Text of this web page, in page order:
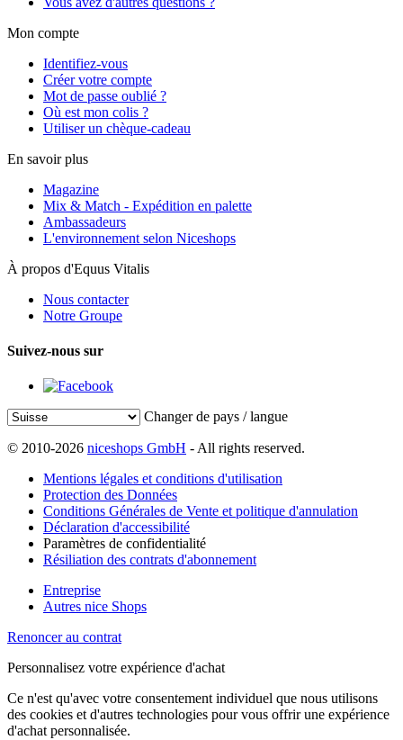
Mon compte
Identifiez-vous
Créer votre compte
Mot de passe oublié ?
Où est mon colis ?
Utiliser un chèque-cadeau
En savoir plus
Magazine
Mix & Match - Expédition en palette
Ambassadeurs
L'environnement selon Niceshops
À propos d'Equus Vitalis
Nous contacter
Notre Groupe
Suivez-nous sur
Changer de pays / langue
© 2010-2026 niceshops GmbH - All rights reserved.
Mentions légales et conditions d'utilisation
Protection des Données
Conditions Générales de Vente et politique d'annulation
Déclaration d'accessibilité
Paramètres de confidentialité
Résiliation des contrats d'abonnement
Entreprise
Autres nice Shops
Renoncer au contrat
Personnalisez votre expérience d'achat
Ce n'est qu'avec votre consentement individuel que nous utilisons
des cookies et d'autres technologies pour vous offrir une expérience
d'achat personnalisée.